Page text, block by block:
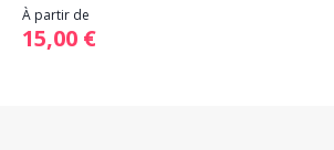
À partir de
15,00 €